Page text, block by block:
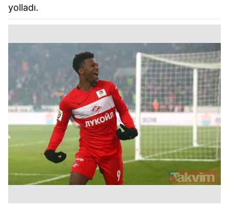
yolladı.